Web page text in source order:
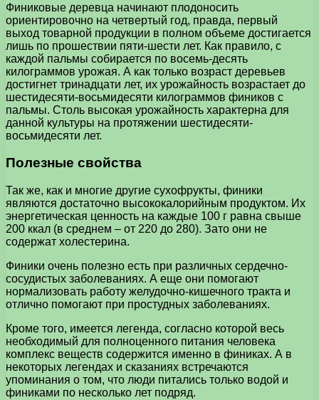
Финиковые деревца начинают плодоносить
ориентировочно на четвертый год, правда, первый
выход товарной продукции в полном объеме достигается
лишь по прошествии пяти-шести лет. Как правило, с
каждой пальмы собирается по восемь-десять
килограммов урожая. А как только возраст деревьев
достигнет тринадцати лет, их урожайность возрастает до
шестидесяти-восьмидесяти килограммов фиников с
пальмы. Столь высокая урожайность характерна для
данной культуры на протяжении шестидесяти-
восьмидесяти лет.
Полезные свойства
Так же, как и многие другие сухофрукты, финики
являются достаточно высококалорийным продуктом. Их
энергетическая ценность на каждые 100 г равна свыше
200 ккал (в среднем – от 220 до 280). Зато они не
содержат холестерина.
Финики очень полезно есть при различных сердечно-
сосудистых заболеваниях. А еще они помогают
нормализовать работу желудочно-кишечного тракта и
отлично помогают при простудных заболеваниях.
Кроме того, имеется легенда, согласно которой весь
необходимый для полноценного питания человека
комплекс веществ содержится именно в финиках. А в
некоторых легендах и сказаниях встречаются
упоминания о том, что люди питались только водой и
финиками по несколько лет подряд.